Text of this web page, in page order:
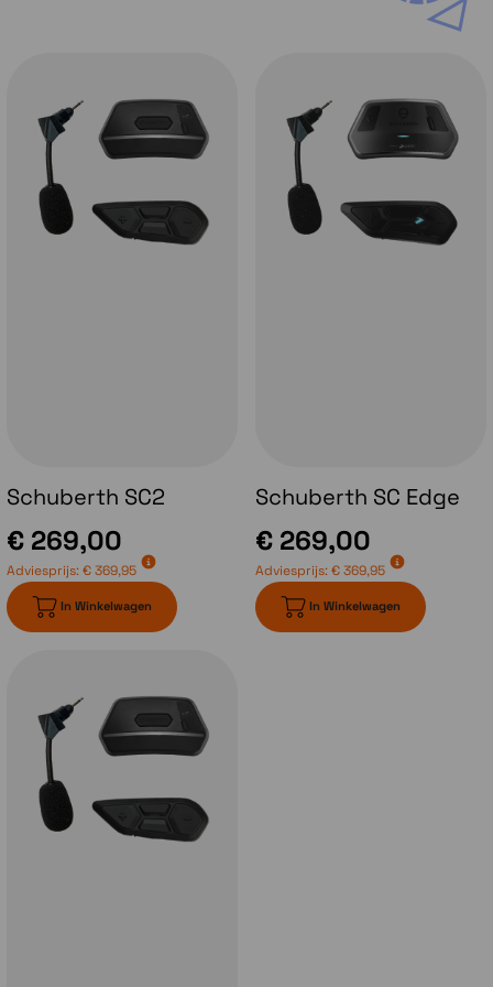
is voorzien van een dubbele
knoppen aan de voorkant kan je de mate van
ventilatie eenvoudig aanpassen. Door de
logisch geplaatste luchkanalen in de helm in
combinatie met een nieuwe achterspoiler
creëer je een een prettige luchtstroom in
de
Schuberth C5
weer dichtzitten. Bij de Schuberth C5 blijft je
vizier echter in dezelfde stand staan als voor
het openen van de kinbak.
Communicatiesysteem
heeft Schuberth ook een nieuw
communicatiesysteem geïntroduceerd.
Schuberth SC2 systeem
bestaat uit de module zelf welk achterop de
helm gemonteerd wordt en daar aangesloten
op de antennes en de headset. Aan de zijkant
Schuberth SC2
€ 269,00
Adviesprijs:€ 369,95
In Winkelwagen
Schuberth SC Edge
€ 269,00
Adviesprijs:€ 369,95
In Winkelwagen